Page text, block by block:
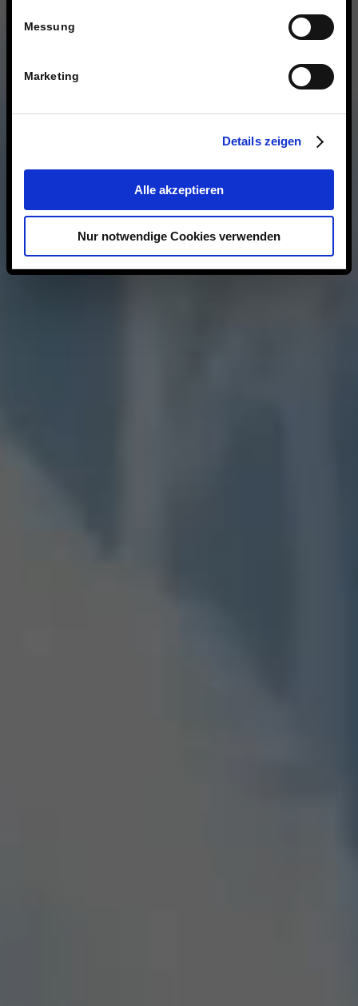
Messung
Marketing
Details zeigen
Alle akzeptieren
Nur notwendige Cookies verwenden